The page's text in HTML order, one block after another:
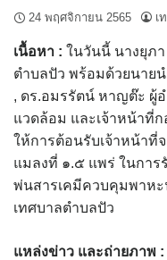
กองคลัง
กองช่าง
กองยุทธศาสตร์และงบปร
กองสาธารณสุขฯ
การเปิดเผยข้อมูลข่าวสา
assessment ITA2023
24 พฤศจิกายน 2565 เ
เนื้อหา : ในวันนี้ นางยุภ
ตำบลปัว พร้อมด้วยนาย
, ดร.อมรรัตน์ หาญต๊ะ ผู้
แวดล้อม และเจ้าหน้าที่
ให้การต้อนรับเจ้าหน้าที่
แมลงที่ ๑.๕ แพร่ ในการ
พ่นสารเคมีควบคุมพาห
เทศบาลตำบลปัว
แหล่งข่าว และถ่ายภาพ :